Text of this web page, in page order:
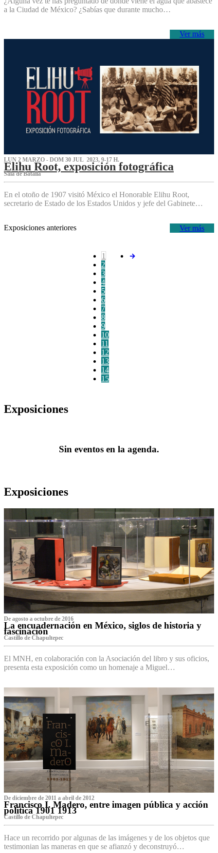
a la Ciudad de México? ¿Sabías que durante mucho…
Ver más
LUN 2 MARZO - DOM 30 JUL 2023, 9-17 H.
Elihu Root, exposición fotográfica
Sala de Batalla
En el otoño de 1907 visitó México el Honorable Elihu Root,
secretario de Estado de los Estados Unidos y jefe del Gabinete…
Ver más
Exposiciones anteriores
1
2
3
4
5
6
7
8
9
10
11
12
13
14
15
Exposiciones
Sin eventos en la agenda.
Exposiciones
De agosto a octubre de 2016
La encuadernación en México, siglos de historia y
fascinación
Castillo de Chapultepec
El MNH, en colaboración con la Asociación del libro y sus oficios,
presenta esta exposición como un homenaje a Miguel…
De diciembre de 2011 a abril de 2012
Francisco I. Madero, entre imagen pública y acción
política 1901 1913
Castillo de Chapultepec
Hace un recorrido por algunas de las imágenes y de los objetos que
testimonian las maneras en que se afianzó y deconstruyó…